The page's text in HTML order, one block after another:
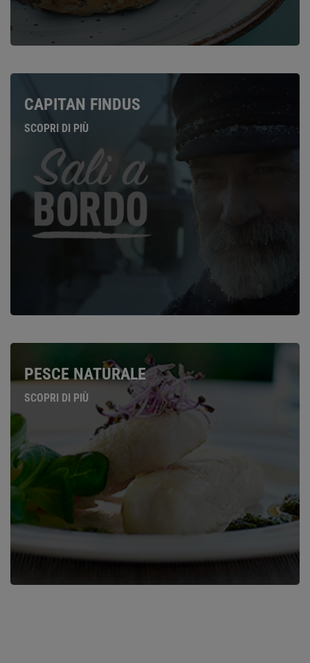
CAPITAN FINDUS
SCOPRI DI PIÙ
PESCE NATURALE
SCOPRI DI PIÙ